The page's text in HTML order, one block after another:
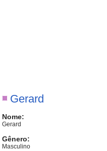
Gerard
Nome:
Gerard
Gênero:
Masculino